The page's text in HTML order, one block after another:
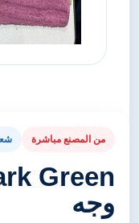
من المصنع مباشرة
وجه